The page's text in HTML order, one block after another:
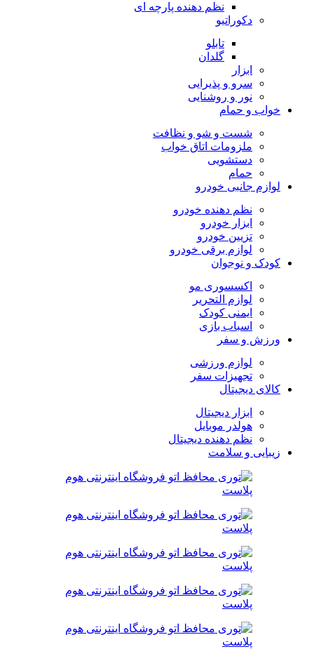
نظم دهنده پارچه ای
دکوراتیو
تابلو
گلدان
ابزار
سرو و پذیرایی
نور و روشنایی
خواب و حمام
شست و شو و نظافت
ملزومات اتاق خواب
دستشویی
حمام
لوازم جانبی خودرو
نظم دهنده خودرو
ابزار خودرو
تزیین خودرو
لوازم برقی خودرو
کودک و نوجوان
اکسسوری مو
لوازم التحریر
ایمنی کودک
اسباب بازی
ورزش و سفر
لوازم ورزشی
تجهیزات سفر
کالای دیجیتال
ابزار دیجیتال
هولدر موبایل
نظم دهنده دیجیتال
زیبایی و سلامت